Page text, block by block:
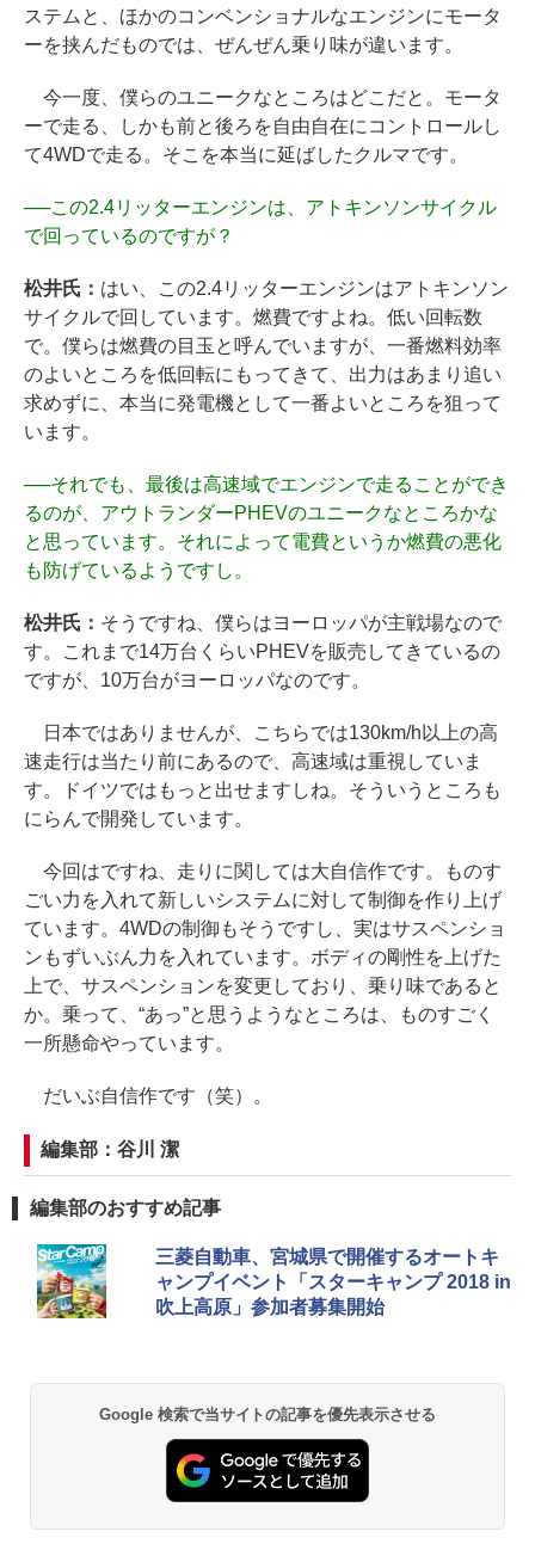
ステムと、ほかのコンベンショナルなエンジンにモータ
ーを挟んだものでは、ぜんぜん乗り味が違います。
今一度、僕らのユニークなところはどこだと。モータ
ーで走る、しかも前と後ろを自由自在にコントロールし
て4WDで走る。そこを本当に延ばしたクルマです。
──この2.4リッターエンジンは、アトキンソンサイクル
で回っているのですが？
松井氏： はい、この2.4リッターエンジンはアトキンソン
サイクルで回しています。燃費ですよね。低い回転数
で。僕らは燃費の目玉と呼んでいますが、一番燃料効率
のよいところを低回転にもってきて、出力はあまり追い
求めずに、本当に発電機として一番よいところを狙って
います。
──それでも、最後は高速域でエンジンで走ることができ
るのが、アウトランダーPHEVのユニークなところかな
と思っています。それによって電費というか燃費の悪化
も防げているようですし。
松井氏： そうですね、僕らはヨーロッパが主戦場なので
す。これまで14万台くらいPHEVを販売してきているの
ですが、10万台がヨーロッパなのです。
日本ではありませんが、こちらでは130km/h以上の高
速走行は当たり前にあるので、高速域は重視していま
す。ドイツではもっと出せますしね。そういうところも
にらんで開発しています。
今回はですね、走りに関しては大自信作です。ものす
ごい力を入れて新しいシステムに対して制御を作り上げ
ています。4WDの制御もそうですし、実はサスペンショ
ンもずいぶん力を入れています。ボディの剛性を上げた
上で、サスペンションを変更しており、乗り味であると
か。乗って、“あっ”と思うようなところは、ものすごく
一所懸命やっています。
だいぶ自信作です（笑）。
編集部：谷川 潔
編集部のおすすめ記事
三菱自動車、宮城県で開催するオートキ
ャンプイベント「スターキャンプ 2018 in
吹上高原」参加者募集開始
Google 検索で当サイトの記事を優先表示させる